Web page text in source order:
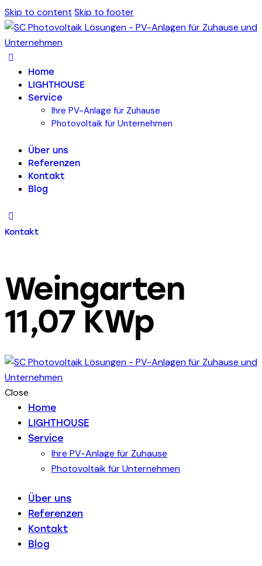
Skip to content Skip to footer
Home
LIGHTHOUSE
Service
Ihre PV-Anlage für Zuhause
Photovoltaik für Unternehmen
Über uns
Referenzen
Kontakt
Blog
Kontakt
Weingarten
11,07 KWp
Close
Home
LIGHTHOUSE
Service
Ihre PV-Anlage für Zuhause
Photovoltaik für Unternehmen
Über uns
Referenzen
Kontakt
Blog